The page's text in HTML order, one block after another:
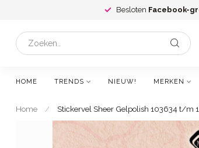
Besloten Facebook-
HOME TRENDS NIEUW! MERKEN
Home / Stickervel Sheer Gelpolish 103634 t/m